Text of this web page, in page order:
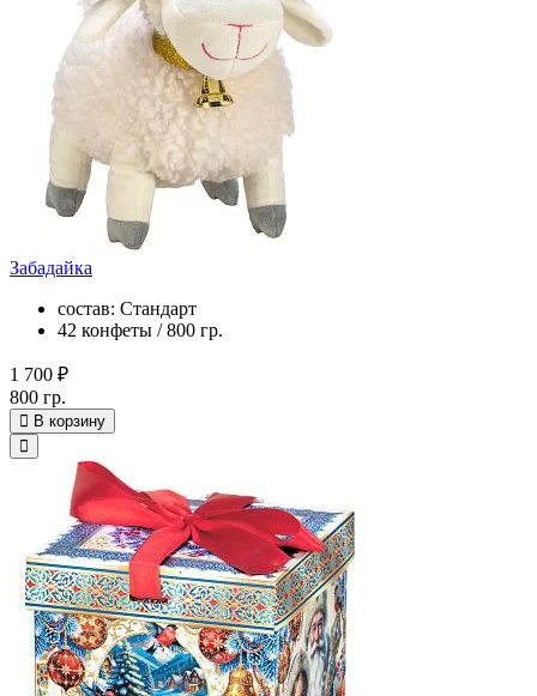
Забадайка
состав: Стандарт
42 конфеты / 800 гр.
1 700 ₽
800 гр.
В корзину